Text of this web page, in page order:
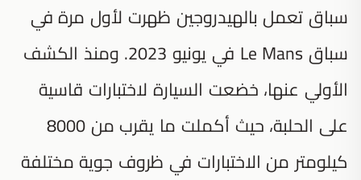
سباق تعمل بالهيدروجين ظهرت لأول مرة في
سباق Le Mans في يونيو 2023. ومنذ الكشف
الأولي عنها، خضعت السيارة لاختبارات قاسية
على الحلبة، حيث أكملت ما يقرب من 8000
كيلومتر من الاختبارات في ظروف جوية مختلفة